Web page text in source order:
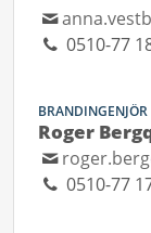
0510-77
BRANDINGENJÖR
Roger
0510-77